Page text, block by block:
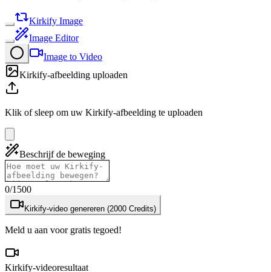
Kirkify Image
Image Editor
Image to Video
Kirkify-afbeelding uploaden
Klik of sleep om uw Kirkify-afbeelding te uploaden
Beschrijf de beweging
0/1500
Kirkify-video genereren (2000 Credits)
Meld u aan voor gratis tegoed!
Kirkify-videoresultaat